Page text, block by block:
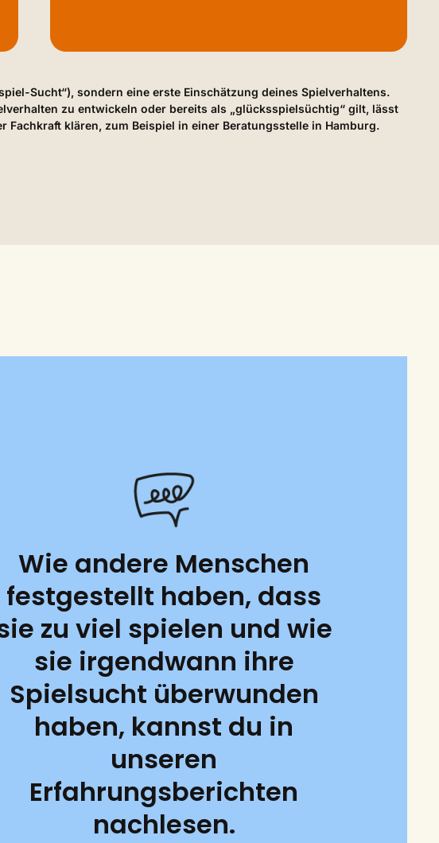
Sucht“), sondern eine erste Einschätzung deines Spielverhaltens.
zu entwickeln oder bereits als „glücksspielsüchtig“ gilt, lässt
klären, zum Beispiel in einer Beratungsstelle in Hamburg.
Wie andere Menschen
festgestellt haben, dass
zu viel spielen und wie
sie irgendwann ihre
Spielsucht überwunden
haben, kannst du in
unseren
Erfahrungsberichten
nachlesen.